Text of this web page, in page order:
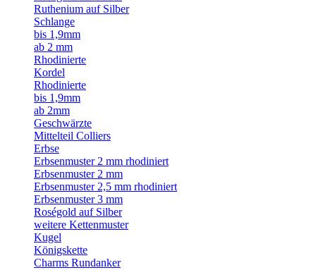
Ruthenium auf Silber
Schlange
bis 1,9mm
ab 2 mm
Rhodinierte
Kordel
Rhodinierte
bis 1,9mm
ab 2mm
Geschwärzte
Mittelteil Colliers
Erbse
Erbsenmuster 2 mm rhodiniert
Erbsenmuster 2 mm
Erbsenmuster 2,5 mm rhodiniert
Erbsenmuster 3 mm
Roségold auf Silber
weitere Kettenmuster
Kugel
Königskette
Charms Rundanker